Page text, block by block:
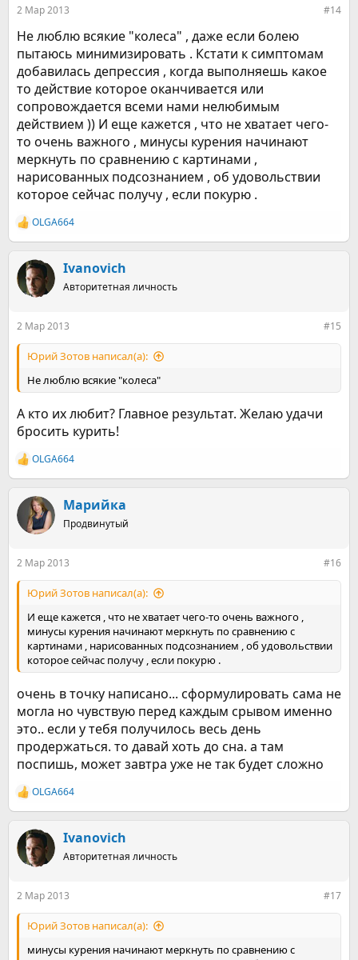
2 Мар 2013 #14
Не люблю всякие "колеса" , даже если болею
пытаюсь минимизировать . Кстати к симптомам
добавилась депрессия , когда выполняешь какое
то действие которое оканчивается или
сопровождается всеми нами нелюбимым
действием )) И еще кажется , что не хватает чего-
то очень важного , минусы курения начинают
меркнуть по сравнению с картинами ,
нарисованных подсознанием , об удовольствии
которое сейчас получу , если покурю .
Р
е
к
ц
и
OLGA664
Ivanovich
Авторитетная личность
2 Мар 2013 #15
Юрий Зотов написал(а):
Не люблю всякие "колеса"
А кто их любит? Главное результат. Желаю удачи
бросить курить!
Р
е
к
ц
и
OLGA664
Марийка
Продвинутый
2 Мар 2013 #16
Юрий Зотов написал(а):
И еще кажется , что не хватает чего-то очень важного ,
минусы курения начинают меркнуть по сравнению с
картинами , нарисованных подсознанием , об удовольствии
которое сейчас получу , если покурю .
очень в точку написано... сформулировать сама не
могла но чувствую перед каждым срывом именно
это.. если у тебя получилось весь день
продержаться. то давай хоть до сна. а там
поспишь, может завтра уже не так будет сложно
Р
е
к
ц
и
OLGA664
Ivanovich
Авторитетная личность
2 Мар 2013 #17
Юрий Зотов написал(а):
минусы курения начинают меркнуть по сравнению с